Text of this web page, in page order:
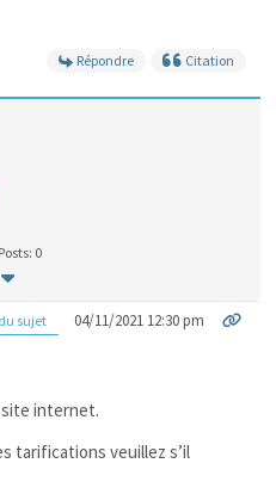
Répondre Citation
Posts: 0
sujet 04/11/2021 12:30 pm
internet.
tarifications veuillez s’il